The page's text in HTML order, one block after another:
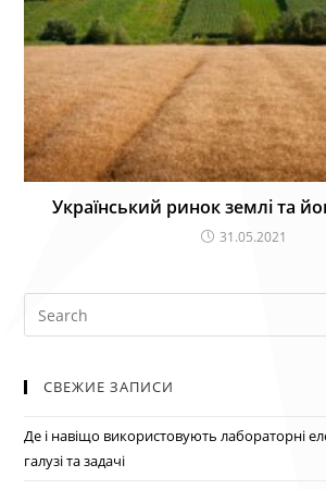
Український ринок землі та
31.05.2021
СВЕЖИЕ ЗАПИСИ
Де і навіщо використовують лабораторні
галузі та задачі